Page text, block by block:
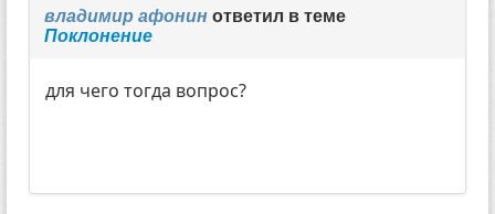
владимир афонинответил в теме
Поклонение
для чего тогда вопрос?